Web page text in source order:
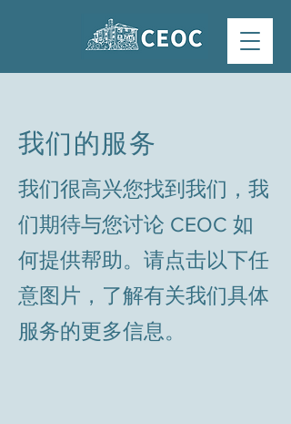
我们的服务
我们很高兴您找到我们，我
们期待与您讨论 CEOC 如
何提供帮助。请点击以下任
意图片，了解有关我们具体
服务的更多信息。